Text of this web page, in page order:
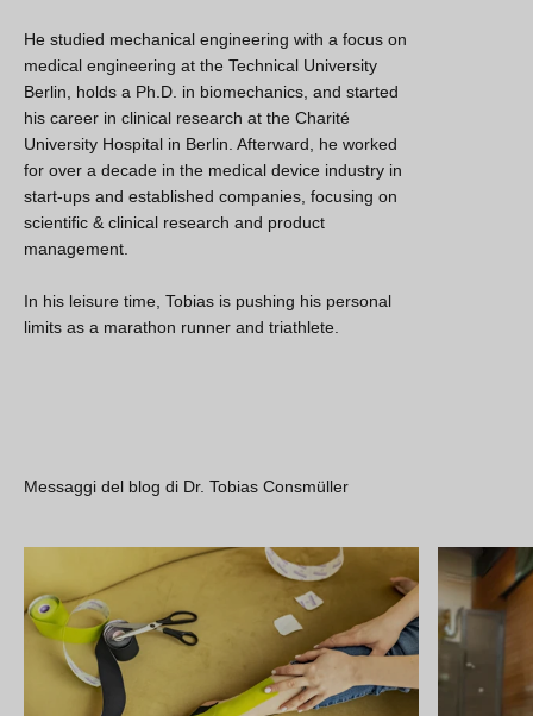
He studied mechanical engineering with a focus on
medical engineering at the Technical University
Berlin, holds a Ph.D. in biomechanics, and started
his career in clinical research at the Charité
University Hospital in Berlin. Afterward, he worked
for over a decade in the medical device industry in
start-ups and established companies, focusing on
scientific & clinical research and product
management.
In his leisure time, Tobias is pushing his personal
limits as a marathon runner and triathlete.
Messaggi del blog di Dr. Tobias Consmüller